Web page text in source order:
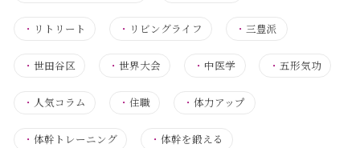
・ リトリート ・ リビングライフ ・三豊派
・ 世田谷区 ・世界大会 ・ 中医学 ・ 五形気功
・ 人気コラム ・住職 ・体力アップ
・ 体幹トレーニング ・体幹を鍛える